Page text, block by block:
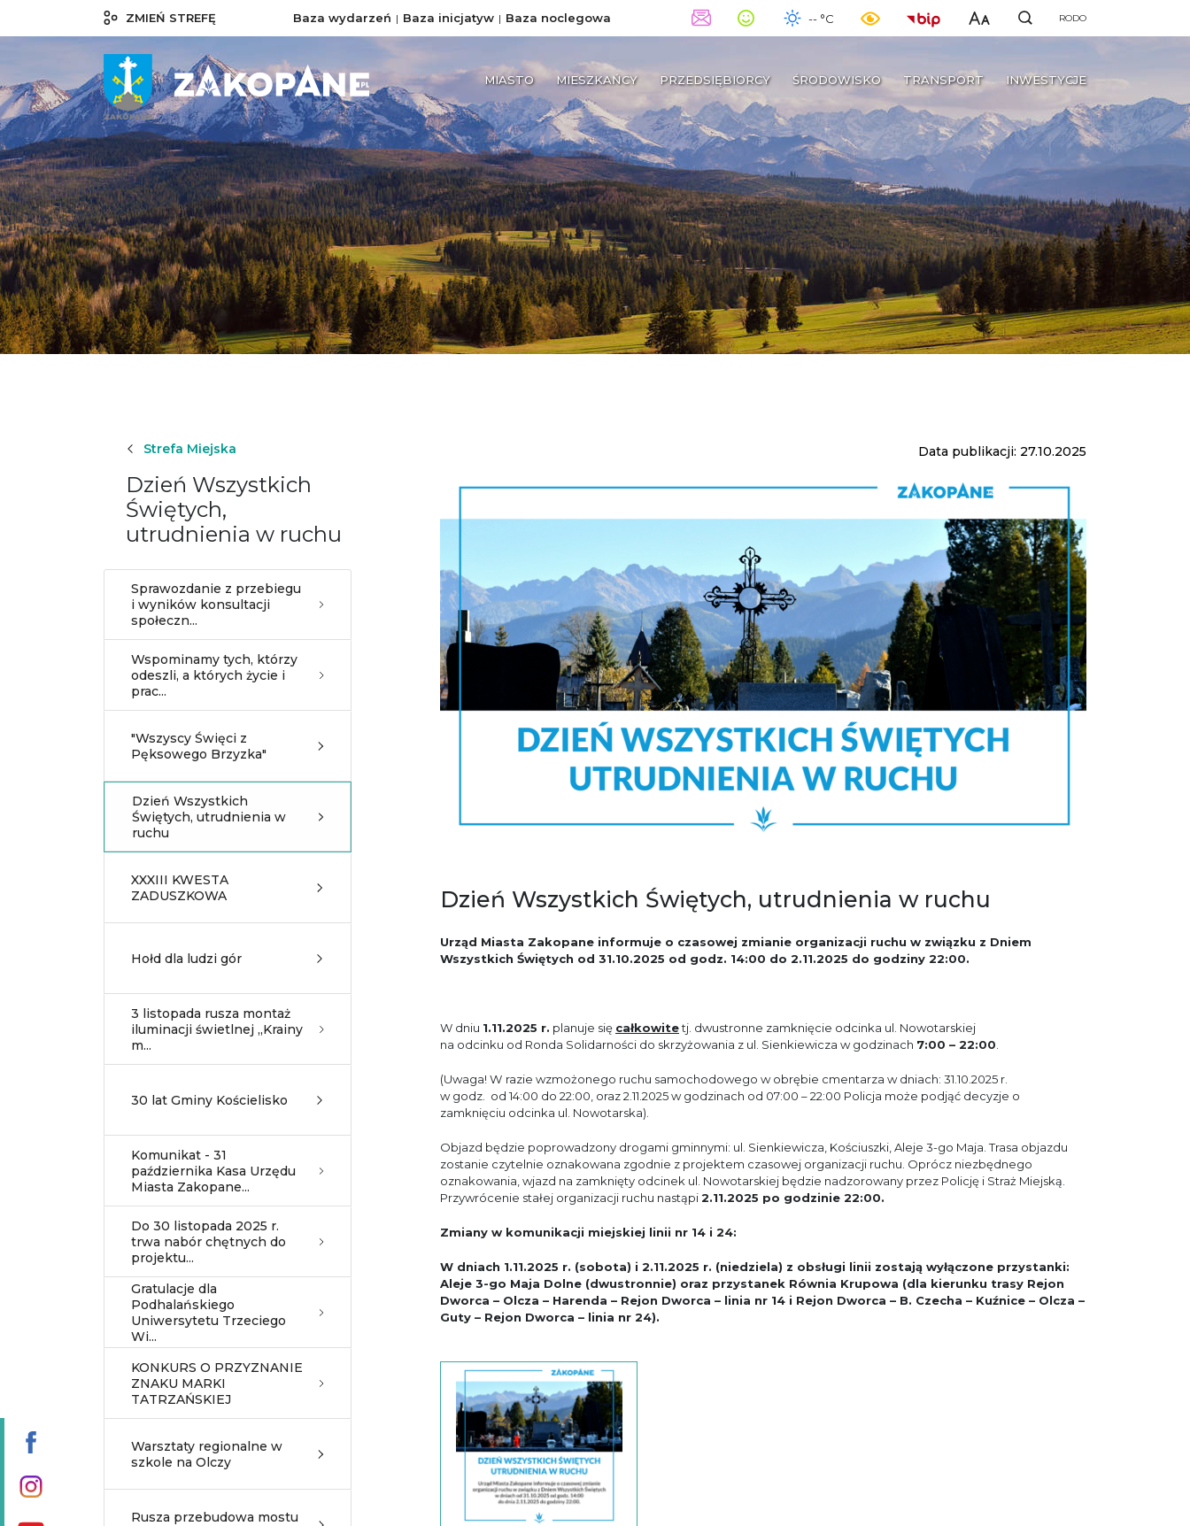
ZMIEŃ STREFĘ Baza wydarzeń Baza inicjatyw Baza noclegowa -- °C RODO
MIASTO MIESZKAŃCY PRZEDSIĘBIORCY ŚRODOWISKO TRANSPORT INWESTYCJE
Strefa Miejska
Dzień Wszystkich
Świętych,
utrudnienia w ruchu
Sprawozdanie z przebiegu
i wyników konsultacji
społeczn...
Wspominamy tych, którzy
odeszli, a których życie i
prac...
"Wszyscy Święci z
Pęksowego Brzyzka"
Dzień Wszystkich
Świętych, utrudnienia w
ruchu
XXXIII KWESTA
ZADUSZKOWA
Hołd dla ludzi gór
3 listopada rusza montaż
iluminacji świetlnej „Krainy
m...
30 lat Gminy Kościelisko
Komunikat - 31
października Kasa Urzędu
Miasta Zakopane...
Do 30 listopada 2025 r.
trwa nabór chętnych do
projektu...
Gratulacje dla
Podhalańskiego
Uniwersytetu Trzeciego
Wi...
KONKURS O PRZYZNANIE
ZNAKU MARKI
TATRZAŃSKIEJ
Warsztaty regionalne w
szkole na Olczy
Rusza przebudowa mostu
Data publikacji: 27.10.2025
Dzień Wszystkich Świętych, utrudnienia w ruchu
Urząd Miasta Zakopane informuje o czasowej zmianie organizacji ruchu w związku z Dniem
Wszystkich Świętych od 31.10.2025 od godz. 14:00 do 2.11.2025 do godziny 22:00.
W dniu 1.11.2025 r. planuje się całkowitetj. dwustronne zamknięcie odcinka ul. Nowotarskiej
na odcinku od Ronda Solidarności do skrzyżowania z ul. Sienkiewicza w godzinach 7:00 – 22:00
(Uwaga! W razie wzmożonego ruchu samochodowego w obrębie cmentarza w dniach: 31.10.2025 r.
w godz. od 14:00 do 22:00, oraz 2.11.2025 w godzinach od 07:00 – 22:00 Policja może podjąć decyzje o
zamknięciu odcinka ul. Nowotarska).
Objazd będzie poprowadzony drogami gminnymi: ul. Sienkiewicza, Kościuszki, Aleje 3-go Maja. Trasa objazdu
zostanie czytelnie oznakowana zgodnie z projektem czasowej organizacji ruchu. Oprócz niezbędnego
oznakowania, wjazd na zamknięty odcinek ul. Nowotarskiej będzie nadzorowany przez Policję i Straż Miejską.
Przywrócenie stałej organizacji ruchu nastąpi2.11.2025 po godzinie 22:00.
Zmiany w komunikacji miejskiej linii nr 14 i 24:
W dniach 1.11.2025 r. (sobota) i 2.11.2025 r. (niedziela) z obsługi linii zostają wyłączone przystanki:
Aleje 3-go Maja Dolne (dwustronnie) oraz przystanek Równia Krupowa (dla kierunku trasy Rejon
Dworca – Olcza – Harenda – Rejon Dworca – linia nr 14 i Rejon Dworca – B. Czecha – Kuźnice – Olcza –
Guty – Rejon Dworca – linia nr 24).